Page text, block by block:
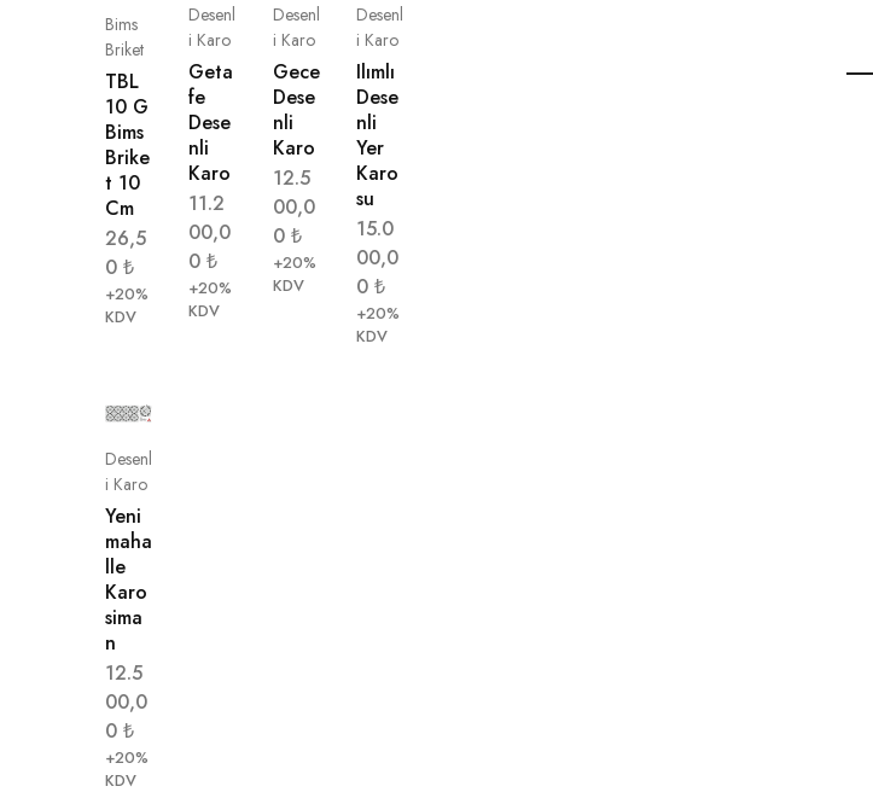
Bims
Briket
TBL
10 G
Bims
Brike
t 10
Cm
26,5
0 ₺
+20%
KDV
Desenl
i Karo
Geta
fe
Dese
nli
Karo
11.2
00,0
0₺
+20%
KDV
Desenl
i Karo
Gece
Dese
nli
Karo
12.5
00,0
0 ₺
+20%
KDV
Desenl
i Karo
Ilımlı
Dese
nli
Yer
Karo
su
15.0
00,0
0₺
+20%
KDV
Desenl
i Karo
Yeni
maha
lle
Karo
sima
n
12.5
00,0
0 ₺
+20%
KDV